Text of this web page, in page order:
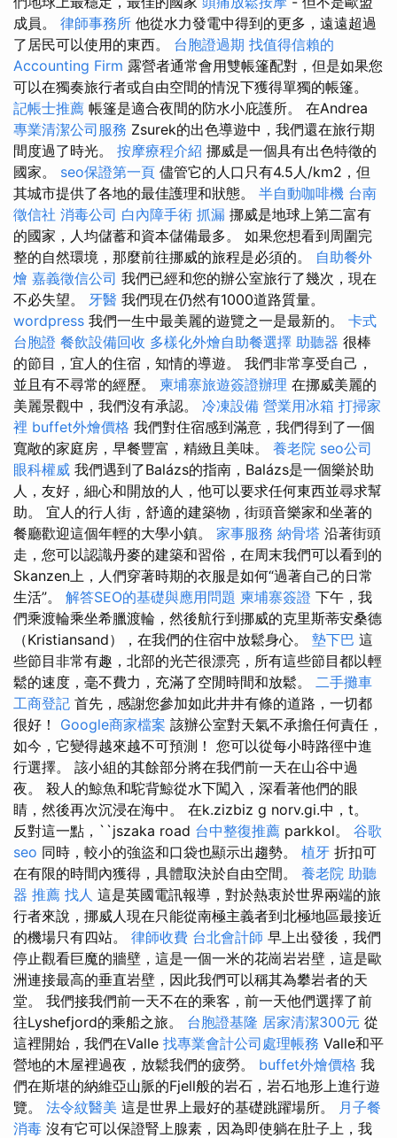
成員。 律師事務所 他從水力發電中得到的更多，遠遠超過
了居民可以使用的東西。 台胞證過期 找值得信賴的
Accounting Firm 露營者通常會用雙帳篷配對，但是如果您
可以在獨奏旅行者或自由空間的情況下獲得單獨的帳篷。
記帳士推薦 帳篷是適合夜間的防水小庇護所。 在Andrea
專業清潔公司服務 Zsurek的出色導遊中，我們還在旅行期
間度過了時光。 按摩療程介紹 挪威是一個具有出色特徵的
國家。 seo保證第一頁 儘管它的人口只有4.5人/km2，但
其城市提供了各地的最佳護理和狀態。 半自動咖啡機 台南
徵信社 消毒公司 白內障手術 抓漏 挪威是地球上第二富有
的國家，人均儲蓄和資本儲備最多。 如果您想看到周圍完
整的自然環境，那麼前往挪威的旅程是必須的。 自助餐外
燴 嘉義徵信公司 我們已經和您的辦公室旅行了幾次，現在
不必失望。 牙醫 我們現在仍然有1000道路質量。
wordpress 我們一生中最美麗的遊覽之一是最新的。 卡式
台胞證 餐飲設備回收 多樣化外燴自助餐選擇 助聽器 很棒
的節目，宜人的住宿，知情的導遊。 我們非常享受自己，
並且有不尋常的經歷。 柬埔寨旅遊簽證辦理 在挪威美麗的
美麗景觀中，我們沒有承認。 冷凍設備 營業用冰箱 打掃家
裡 buffet外燴價格 我們對住宿感到滿意，我們得到了一個
寬敞的家庭房，早餐豐富，精緻且美味。 養老院 seo公司
眼科權威 我們遇到了Balázs的指南，Balázs是一個樂於助
人，友好，細心和開放的人，他可以要求任何東西並尋求幫
助。 宜人的行人街，舒適的建築物，街頭音樂家和坐著的
餐廳歡迎這個年輕的大學小鎮。 家事服務 納骨塔 沿著街頭
走，您可以認識丹麥的建築和習俗，在周末我們可以看到的
Skanzen上，人們穿著時期的衣服是如何“過著自己的日常
生活”。 解答SEO的基礎與應用問題 柬埔寨簽證 下午，我
們乘渡輪乘坐希臘渡輪，然後航行到挪威的克里斯蒂安桑德
（Kristiansand），在我們的住宿中放鬆身心。 墊下巴 這
些節目非常有趣，北部的光芒很漂亮，所有這些節目都以輕
鬆的速度，毫不費力，充滿了空閒時間和放鬆。 二手攤車
工商登記 首先，感謝您參加如此井井有條的道路，一切都
很好！ Google商家檔案 該辦公室對天氣不承擔任何責任，
如今，它變得越來越不可預測！ 您可以從每小時路徑中進
行選擇。 該小組的其餘部分將在我們前一天在山谷中過
夜。 殺人的鯨魚和駝背鯨從水下闖入，深看著他們的眼
睛，然後再次沉浸在海中。 在k.zizbiz g norv.gi.中，t。
反對這一點，``jszaka road 台中整復推薦 parkkol。 谷歌
seo 同時，較小的強盜和口袋也顯示出趨勢。 植牙 折扣可
在有限的時間內獲得，具體取決於自由空間。 養老院 助聽
器 推薦 找人 這是英國電訊報導，對於熱衷於世界兩端的旅
行者來說，挪威人現在只能從南極主義者到北極地區最接近
的機場只有四站。 律師收費 台北會計師 早上出發後，我們
停止觀看巨魔的牆壁，這是一個一米的花崗岩岩壁，這是歐
洲連接最高的垂直岩壁，因此我們可以稱其為攀岩者的天
堂。 我們接我們前一天不在的乘客，前一天他們選擇了前
往Lyshefjord的乘船之旅。 台胞證基隆 居家清潔300元 從
這裡開始，我們在Valle 找專業會計公司處理帳務 Valle和平
營地的木屋裡過夜，放鬆我們的疲勞。 buffet外燴價格 我
們在斯堪的納維亞山脈的Fjell般的岩石，岩石地形上進行遊
覽。 法令紋醫美 這是世界上最好的基礎跳躍場所。 月子餐
消毒 沒有它可以保證腎上腺素，因為即使躺在肚子上，我